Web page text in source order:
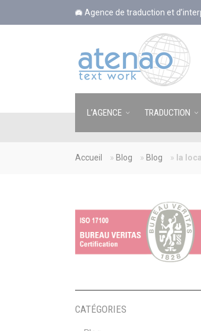
Agence de traduction et
L’AGENCE TRADUCTION
Accueil » Blog » Blog » la
CATÉGORIES
Panneau de gestion des cookies